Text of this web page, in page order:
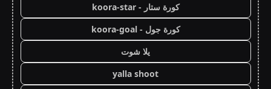
كورة ستار - koora-star
كورة جول - koora-goal
يلا شوت
yalla shoot